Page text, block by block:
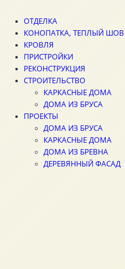
ОТДЕЛКА
КОНОПАТКА, ТЕПЛЫЙ ШОВ
КРОВЛЯ
ПРИСТРОЙКИ
РЕКОНСТРУКЦИЯ
СТРОИТЕЛЬСТВО
КАРКАСНЫЕ ДОМА
ДОМА ИЗ БРУСА
ПРОЕКТЫ
ДОМА ИЗ БРУСА
КАРКАСНЫЕ ДОМА
ДОМА ИЗ БРЕВНА
ДЕРЕВЯННЫЙ ФАСАД